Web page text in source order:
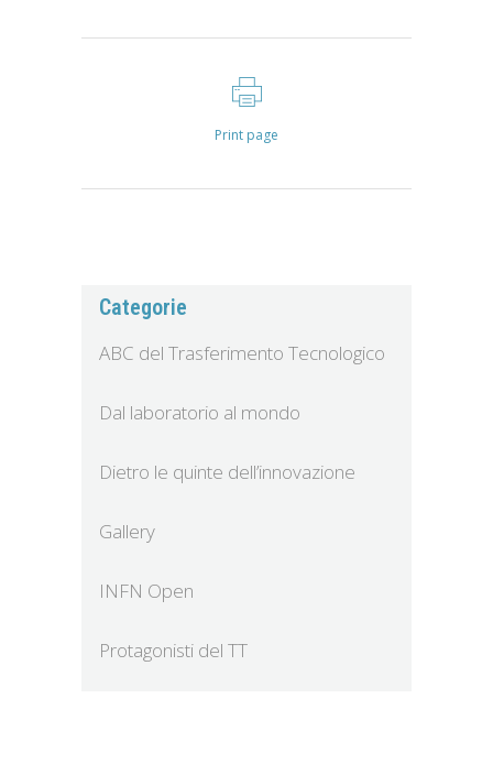
Print page
Categorie
ABC del Trasferimento Tecnologico
Dal laboratorio al mondo
Dietro le quinte dell’innovazione
Gallery
INFN Open
Protagonisti del TT